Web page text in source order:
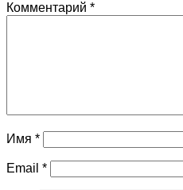
Комментарий *
Имя *
Email *